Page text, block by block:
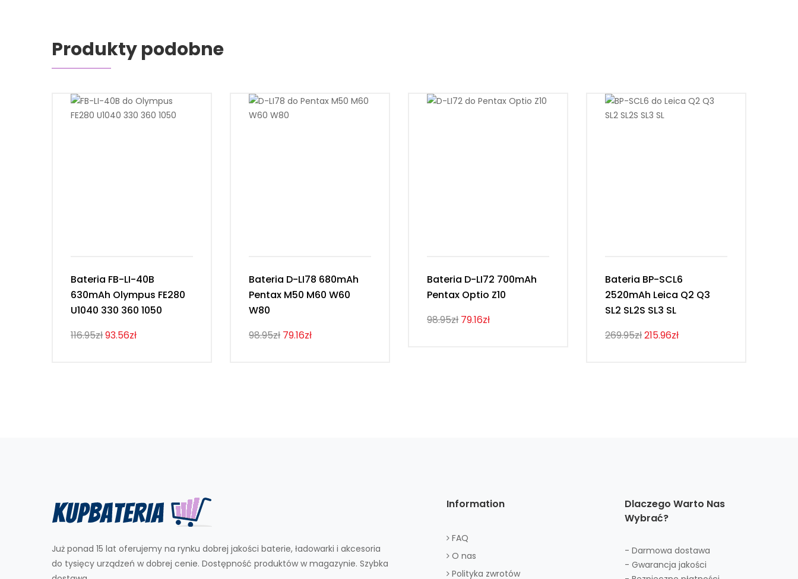
Produkty podobne
Bateria FB-LI-40B
630mAh Olympus FE280
U1040 330 360 1050
116.95zł93.56zł
Bateria D-LI78 680mAh
Pentax M50 M60 W60
W80
98.95zł 79.16zł
Bateria D-LI72 700mAh
Pentax Optio Z10
98.95zł 79.16zł
Bateria BP-SCL6
2520mAh Leica Q2 Q3
SL2 SL2S SL3 SL
269.95zł215.96zł
Już ponad 15 lat oferujemy na rynku dobrej jakości baterie, ładowarki i akcesoria
do tysięcy urządzeń w dobrej cenie. Dostępność produktów w magazynie. Szybka
Information
FAQ
O nas
Polityka zwrotów
Dlaczego Warto Nas
Wybrać?
- Darmowa dostawa
- Gwarancja jakości